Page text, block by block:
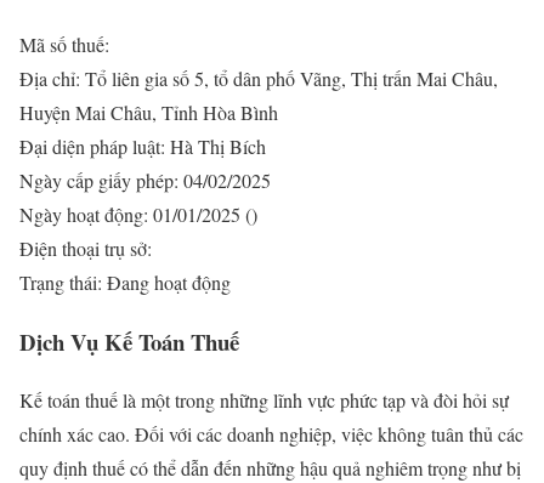
Mã số thuế:
Địa chỉ: Tổ liên gia số 5, tổ dân phố Vãng, Thị trấn Mai Châu,
Huyện Mai Châu, Tỉnh Hòa Bình
Đại diện pháp luật: Hà Thị Bích
Ngày cấp giấy phép: 04/02/2025
Ngày hoạt động: 01/01/2025 ()
Điện thoại trụ sở:
Trạng thái: Đang hoạt động
Dịch Vụ Kế Toán Thuế
Kế toán thuế là một trong những lĩnh vực phức tạp và đòi hỏi sự
chính xác cao. Đối với các doanh nghiệp, việc không tuân thủ các
quy định thuế có thể dẫn đến những hậu quả nghiêm trọng như bị